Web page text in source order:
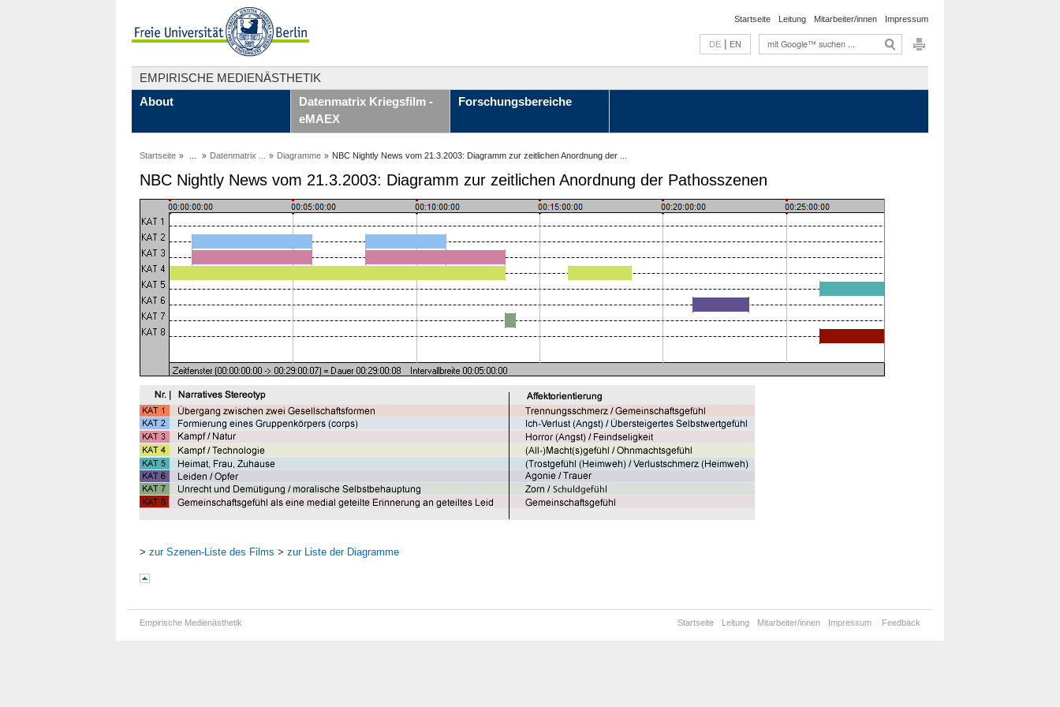
Startseite Leitung Mitarbeiter/innen Impressum
DE EN
EMPIRISCHE MEDIENÄSTHETIK
About
Datenmatrix Kriegsfilm -
eMAEX
Forschungsbereiche
Startseite Datenmatrix ... Diagramme NBC Nightly News vom 21.3.2003: Diagramm zur zeitlichen Anordnung der ...
NBC Nightly News vom 21.3.2003: Diagramm zur zeitlichen Anordnung der Pathosszenen
> zur Szenen-Liste des Films > zur Liste der Diagramme
Empirische Medienästhetik Feedback
Startseite Leitung Mitarbeiter/innen Impressum